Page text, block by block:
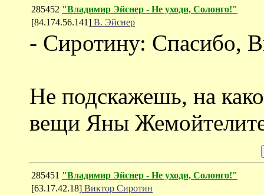
285452 "Владимир Эйснер - Не уходи, Солонго!"
[84.174.56.141] В. Эйснер
- Сиротину: Спасибо,
Не подскажешь, на
вещи Яны
285451 "Владимир Эйснер - Не уходи, Солонго!"
[63.17.42.18] Виктор Сиротин